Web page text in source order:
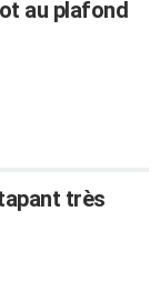
au plafond
très